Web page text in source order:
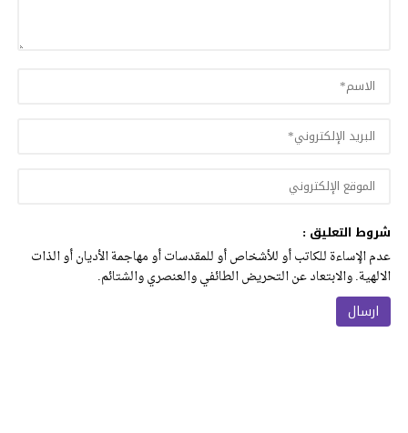
شروط التعليق :
عدم الإساءة للكاتب أو للأشخاص أو للمقدسات أو مهاجمة الأديان أو الذات
الالهية. والابتعاد عن التحريض الطائفي والعنصري والشتائم.